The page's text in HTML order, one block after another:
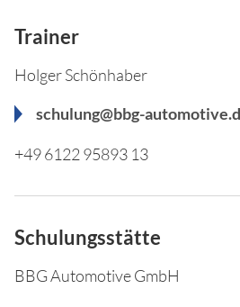
Trainer
Holger Schönhaber
schulung@bbg-
+49 6122 95893 13
Schulungsstätte
BBG Automotive GmbH